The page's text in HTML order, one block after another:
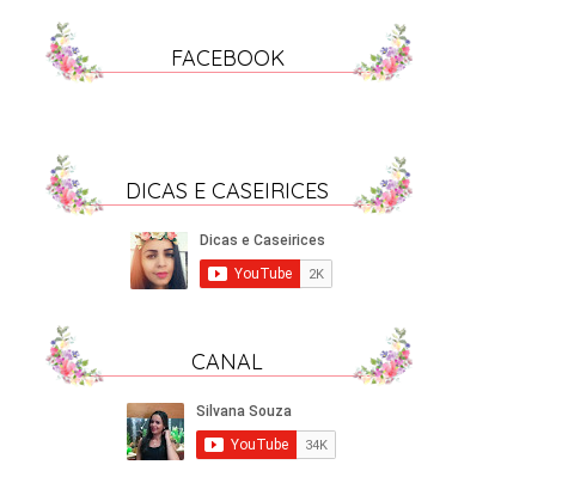
FACEBOOK
DICAS E CASEIRICES
CANAL